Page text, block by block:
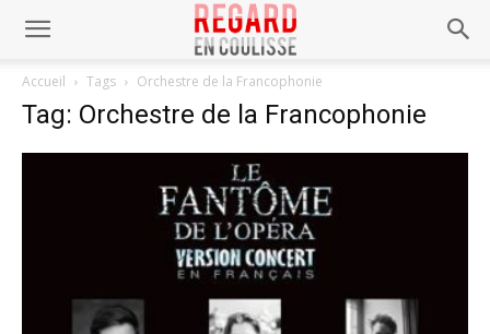
Accueil Tags Orchestre de la Francophonie
Tag: Orchestre de la Francophonie